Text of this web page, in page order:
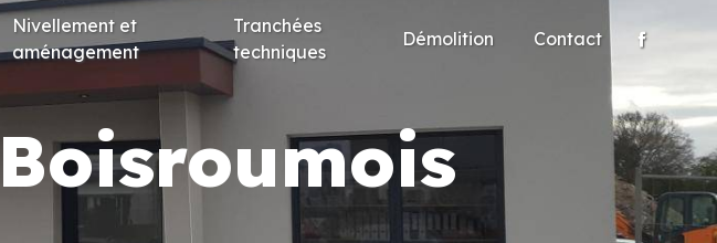
Nivellement et
aménagement
Tranchées
techniques
Démolition Contact